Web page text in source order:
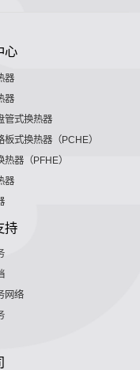
心
器
器
管式换热器
板式换热器（PCHE）
热器（PFHE）
器
持
网络